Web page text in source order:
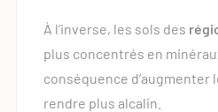
À l’inverse, les sols des
plus concentrés en
conséquence d’augmenter
rendre plus alcalin.